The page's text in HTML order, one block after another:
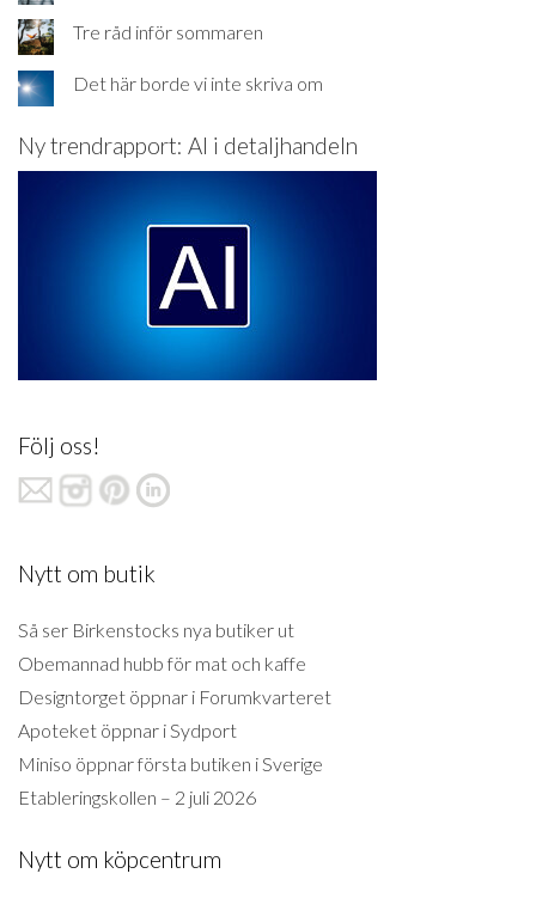
Tre råd inför sommaren
Det här borde vi inte skriva om
Ny trendrapport: AI i detaljhandeln
Följ oss!
Nytt om butik
Så ser Birkenstocks nya butiker ut
Obemannad hubb för mat och kaffe
Designtorget öppnar i Forumkvarteret
Apoteket öppnar i Sydport
Miniso öppnar första butiken i Sverige
Etableringskollen – 2 juli 2026
Nytt om köpcentrum